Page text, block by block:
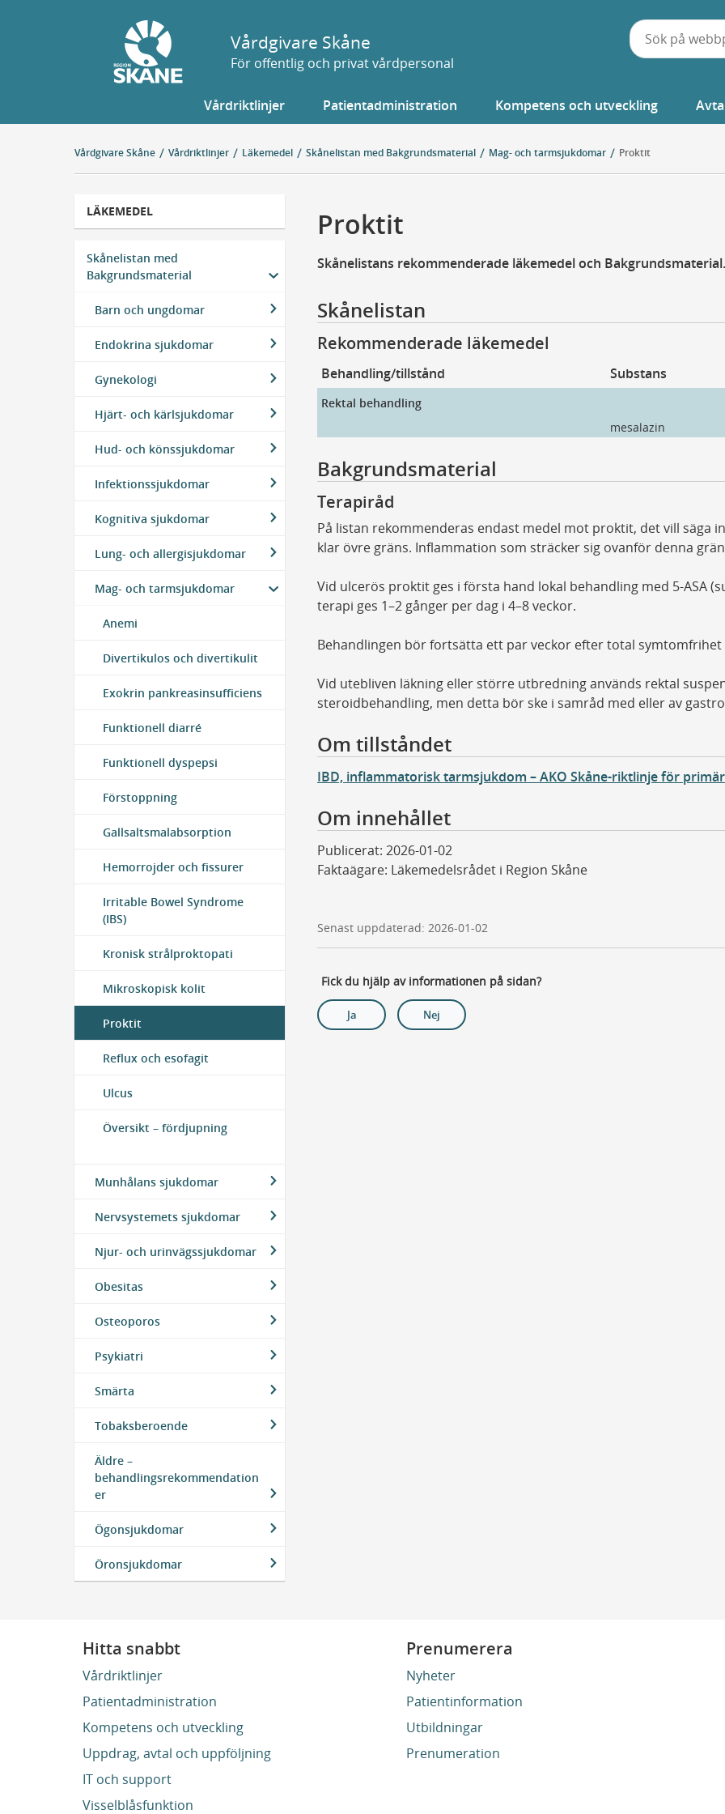
Vårdgivare Skåne
För offentlig och privat vårdpersonal
Vårdriktlinjer Patientadministration Kompetens och utveckling
Vårdgivare Skåne Vårdriktlinjer Läkemedel Skånelistan med Bakgrundsmaterial Mag- och tarmsjukdomar Proktit
LÄKEMEDEL
Skånelistan med
Bakgrundsmaterial
Barn och ungdomar
Endokrina sjukdomar
Gynekologi
Hjärt- och kärlsjukdomar
Hud- och könssjukdomar
Infektionssjukdomar
Kognitiva sjukdomar
Lung- och allergisjukdomar
Mag- och tarmsjukdomar
Anemi
Divertikulos och divertikulit
Exokrin pankreasinsufficiens
Funktionell diarré
Funktionell dyspepsi
Förstoppning
Gallsaltsmalabsorption
Hemorrojder och fissurer
Irritable Bowel Syndrome
(IBS)
Kronisk strålproktopati
Mikroskopisk kolit
Proktit
Reflux och esofagit
Ulcus
Översikt – fördjupning
Munhålans sjukdomar
Nervsystemets sjukdomar
Njur- och urinvägssjukdomar
Obesitas
Osteoporos
Psykiatri
Smärta
Tobaksberoende
Äldre –
behandlingsrekommendation
er
Ögonsjukdomar
Öronsjukdomar
Proktit
Skånelistans rekommenderade läkemedel och Bakgrundsmaterial.
Skånelistan
Rekommenderade läkemedel
Behandling/tillstånd Substans
Rektal behandling
mesalazin
Bakgrundsmaterial
Terapiråd
På listan rekommenderas endast medel mot proktit, det vill säga
klar övre gräns. Inflammation som sträcker sig ovanför denna
Vid ulcerös proktit ges i första hand lokal behandling med 5-ASA
terapi ges 1–2 gånger per dag i 4–8 veckor.
Behandlingen bör fortsätta ett par veckor efter total
Vid utebliven läkning eller större utbredning används rektal
steroidbehandling, men detta bör ske i samråd med eller av
Om tillståndet
IBD, inflammatorisk tarmsjukdom – AKO Skåne-riktlinje för
Om innehållet
Publicerat: 2026-01-02
Faktaägare: Läkemedelsrådet i Region Skåne
Senast uppdaterad: 2026-01-02
Fick du hjälp av informationen på sidan?
Ja Nej
Hitta snabbt
Vårdriktlinjer
Patientadministration
Kompetens och utveckling
Uppdrag, avtal och uppföljning
IT och support
Visselblåsfunktion
Prenumerera
Nyheter
Patientinformation
Utbildningar
Prenumeration